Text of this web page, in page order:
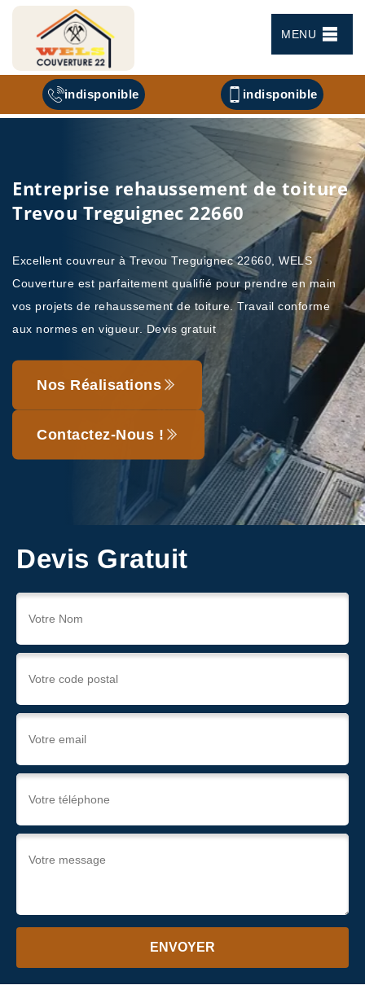
MENU
indisponible indisponible
Entreprise rehaussement de toiture
Trevou Treguignec 22660
Excellent couvreur à Trevou Treguignec 22660, WELS
Couverture est parfaitement qualifié pour prendre en main
vos projets de rehaussement de toiture. Travail conforme
aux normes en vigueur. Devis gratuit
Nos Réalisations
Contactez-Nous !
Devis Gratuit